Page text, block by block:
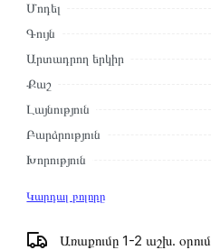
Մոդել
Գույն
Արտադրող երկիր
Քաշ
Լայնություն
Բարձրություն
Խորություն
Կարդալ բոլորը
Առաքումը 1-2 աշխ․ օրում